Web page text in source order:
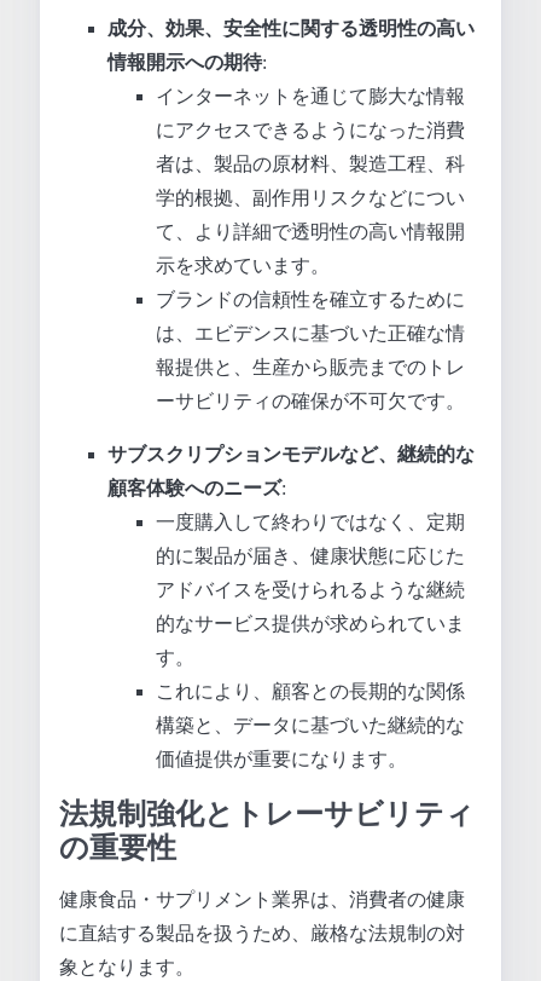
成分、効果、安全性に関する透明性の高い
情報開示への期待:
インターネットを通じて膨大な情報
にアクセスできるようになった消費
者は、製品の原材料、製造工程、科
学的根拠、副作用リスクなどについ
て、より詳細で透明性の高い情報開
示を求めています。
ブランドの信頼性を確立するために
は、エビデンスに基づいた正確な情
報提供と、生産から販売までのトレ
ーサビリティの確保が不可欠です。
サブスクリプションモデルなど、継続的な
顧客体験へのニーズ:
一度購入して終わりではなく、定期
的に製品が届き、健康状態に応じた
アドバイスを受けられるような継続
的なサービス提供が求められていま
す。
これにより、顧客との長期的な関係
構築と、データに基づいた継続的な
価値提供が重要になります。
法規制強化とトレーサビリティ
の重要性
健康食品・サプリメント業界は、消費者の健康
に直結する製品を扱うため、厳格な法規制の対
象となります。